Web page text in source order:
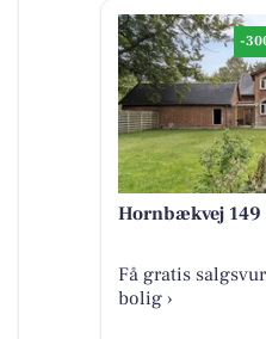
-
Hornbækvej 149
Få gratis
bolig ›